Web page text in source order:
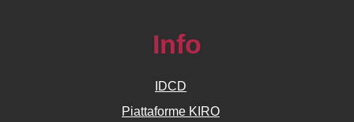
Info
IDCD
Piattaforme KIRO